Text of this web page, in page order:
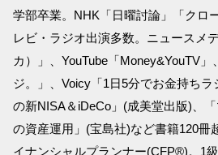
学部卒業。NHK「日曜討論」「クロ
レビ・ラジオ出演多数。ニュースメ
カ）」、YouTube「Money&YouTV」
ジ。」、Voicy「1日5分でお金持ち
の新NISA＆iDeCo」(成美堂出版)、
の資産運用」(宝島社)など書籍120冊
イナンシャルプランナー(CFP®)。1